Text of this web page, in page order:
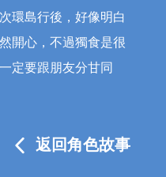
環島行後，好像明白
開心，不過獨食是很
定要跟朋友分甘同
返回角色故事